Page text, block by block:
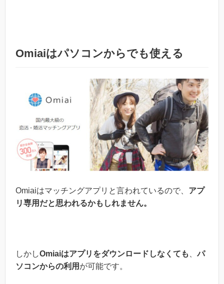
Omiaiはパソコンからでも使える
Omiaiはマッチングアプリと言われているので、 アプ
リ専用だと思われるかもしれません。
しかしOmiaiはアプリをダウンロードしなくても 、パ
ソコンからの利用 が可能です。